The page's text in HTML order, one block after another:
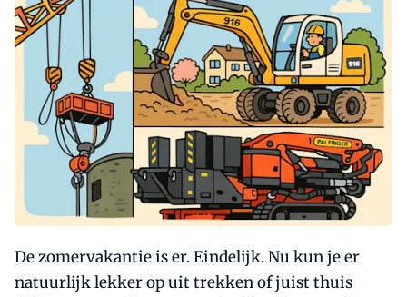
De zomervakantie is er. Eindelijk. Nu kun je er
natuurlijk lekker op uit trekken of juist thuis